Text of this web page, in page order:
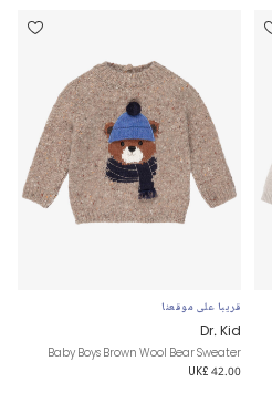
قريبا على موقعنا
Dr. Kid
Baby Boys Brown Wool Bear Sweater
UK£ 42.00